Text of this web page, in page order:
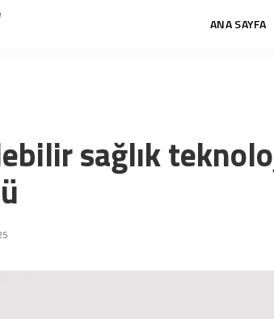
ANA SAYFA
sağlık